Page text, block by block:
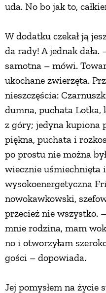
uda. No bo jak to,
W dodatku czekał ją
da rady! A jednak
samotna – mówi.
ukochane zwierzęta.
nieszczęścia:
dumna, puchata
z góry; jedyna kupiona
piękna, puchata i
po prostu nie można
wiecznie uśmiechnięta
wysokoenergetyczna
nowokawkowski,
przecież nie wszystko.
mnie rodzina, mam
no i otworzyłam
gości – dopowiada.
Jej pomysłem na życie